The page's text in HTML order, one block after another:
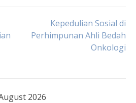
Kepedulian Sosial di
Perhimpunan Ahli Bedah
Onkologi
2026